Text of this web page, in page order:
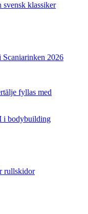
svensk klassiker
2026
i bodybuilding
rullskidor